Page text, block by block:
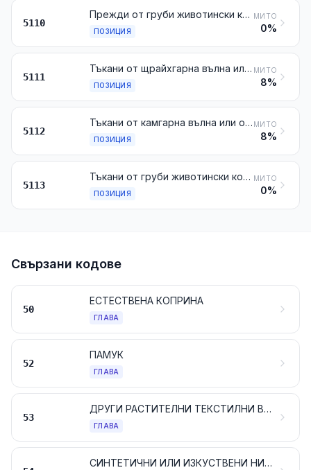
5110
Прежди от груби животински косми или от конски косми (включително обвитите прежди от конски косми), дори пригодени за продажба на дребно
ПОЗИЦИЯ
МИТО
0%
5111
Тъкани от щрайхгарна вълна или от щрайхгарни фини животински косми
ПОЗИЦИЯ
МИТО
8%
5112
Тъкани от камгарна вълна или от камгарни фини животински косми
ПОЗИЦИЯ
МИТО
8%
5113
Тъкани от груби животински косми или от конски косми
ПОЗИЦИЯ
МИТО
0%
Свързани кодове
50
ЕСТЕСТВЕНА КОПРИНА
ГЛАВА
52
ПАМУК
ГЛАВА
53
ДРУГИ РАСТИТЕЛНИ ТЕКСТИЛНИ ВЛАКНА; ХАРТИЕНА ПРЕЖДА И ТЪКАНИ ОТ ХАРТИЕНА ПРЕЖДА
ГЛАВА
СИНТЕТИЧНИ ИЛИ ИЗКУСТВЕНИ НИШКИ; ЛЕНТИ И ПОДОБНИ ФОРМИ ОТ СИНТЕТИЧНИ ИЛИ ИЗКУСТВЕНИ ТЕКСТИЛНИ МАТЕРИАЛИ